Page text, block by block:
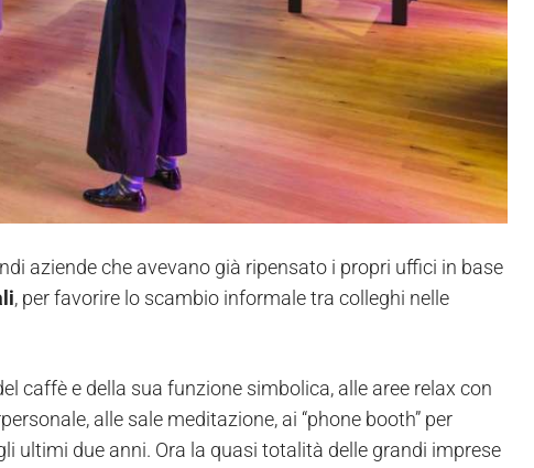
aziende che avevano già ripensato i propri uffici in base
, per favorire lo scambio informale tra colleghi nelle
caffè e della sua funzione simbolica, alle aree relax con
alle sale meditazione, ai “phone booth” per
ultimi due anni. Ora la quasi totalità delle grandi imprese